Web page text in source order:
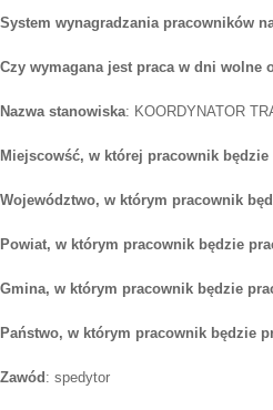
System wynagradzania pracowników
Czy wymagana jest praca w dni wolne
Nazwa stanowiska: KOORDYNATOR
Miejscowść, w której pracownik będzie
Województwo, w którym pracownik
Powiat, w którym pracownik będzie
Gmina, w którym pracownik będzie
Państwo, w którym pracownik będzie
Zawód : spedytor